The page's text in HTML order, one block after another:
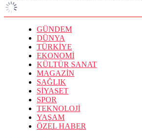
GÜNDEM
DÜNYA
TÜRKİYE
EKONOMİ
KÜLTÜR SANAT
MAGAZİN
SAĞLIK
SİYASET
SPOR
TEKNOLOJİ
YAŞAM
ÖZEL HABER